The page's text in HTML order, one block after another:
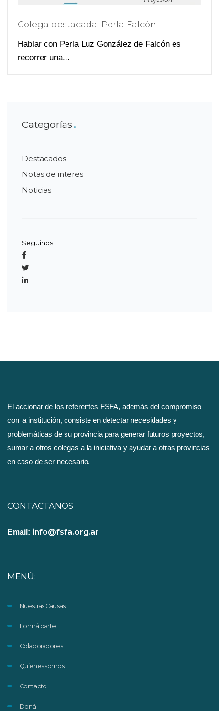
Colega destacada: Perla Falcón
Hablar con Perla Luz González de Falcón es
recorrer una...
Categorías
Destacados
Notas de interés
Noticias
Seguinos:
El accionar de los referentes FSFA, además del compromiso
con la institución, consiste en detectar necesidades y
problemáticas de su provincia para generar futuros proyectos,
sumar a otros colegas a la iniciativa y ayudar a otras provincias
en caso de ser necesario.
CONTACTANOS
Email: info@fsfa.org.ar
MENÚ:
Nuestras Causas
Formá parte
Colaboradores
Quienes somos
Contacto
Doná